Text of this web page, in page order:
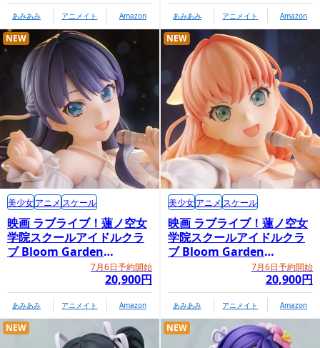
あみあみ アニメイト Amazon あみあみ アニメイト Amazon
映画 ラブライブ！蓮ノ空女
学院スクールアイドルクラ
ブ Bloom Garden
Party「村野さやか」7月6日予約開始
20,900円
NEW
美少女アニメ スケール
あみあみ アニメイト Amazon
映画 ラブライブ！蓮ノ空女
学院スクールアイドルクラ
ブ Bloom Garden
Party「日野下花帆」7月6日予約開始
20,900円
NEW
美少女アニメ スケール
あみあみ アニメイト Amazon
NEW NEW